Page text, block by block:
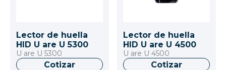
Lector de huella
HID U are U 5300
U are U 5300
Cotizar
Lector de huella
HID U are U 4500
U are U 4500
Cotizar